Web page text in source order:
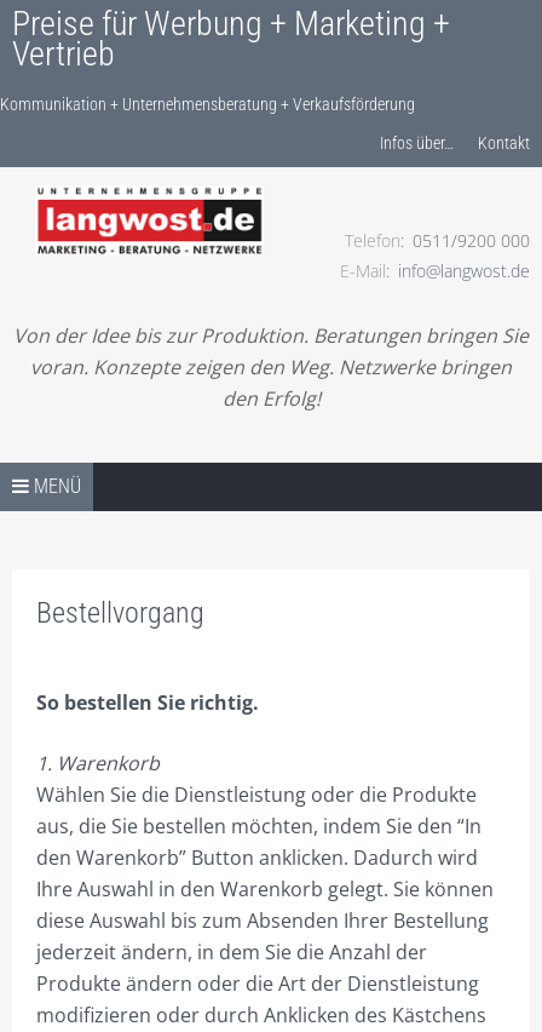
Preise für Werbung + Marketing +
Vertrieb
Kommunikation + Unternehmensberatung + Verkaufsförderung
Infos über…
Kontakt
Kommunikation + Unternehmensberatung +
Telefon 0511/9200 000
E-Mail
info@langwost.de
Von der Idee bis zur Produktion. Beratungen bringen Sie
voran. Konzepte zeigen den Weg. Netzwerke bringen
den Erfolg!
Springe zum Inhalt
MENÜ
PREISE / SHOP – START
ONLINE – SHOP FÜR UNTERNEHMENSBERATUNG
FIRMEN VERPACKEN.
ONLINE ERFOLGREICHER.
SCHAFFE DIR WERTE!
DIE EIGENE DIVISION.
SEI ANDERS – SEI BESSER!
Bestellvorgang
So bestellen Sie richtig.
1. Warenkorb
Wählen Sie die Dienstleistung oder die Produkte
aus, die Sie bestellen möchten, indem Sie den “In
den Warenkorb” Button anklicken. Dadurch wird
Ihre Auswahl in den Warenkorb gelegt. Sie können
diese Auswahl bis zum Absenden Ihrer Bestellung
jederzeit ändern, in dem Sie die Anzahl der
Produkte ändern oder die Art der Dienstleistung
modifizieren oder durch Anklicken des Kästchens